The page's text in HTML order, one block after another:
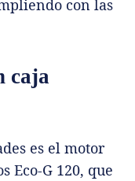
con las
caja
es el motor
Eco-G 120, que